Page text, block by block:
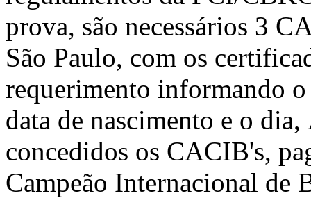
prova, são necessários 3
São Paulo, com os
requerimento informando
data de nascimento e o
concedidos os CACIB's,
Campeão Internacional de